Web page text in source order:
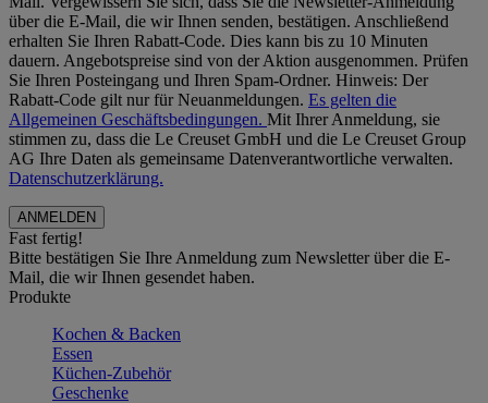
über die E-Mail, die wir Ihnen senden, bestätigen. Anschließend
erhalten Sie Ihren Rabatt-Code. Dies kann bis zu 10 Minuten
dauern. Angebotspreise sind von der Aktion ausgenommen. Prüfen
Sie Ihren Posteingang und Ihren Spam-Ordner. Hinweis: Der
Rabatt-Code gilt nur für Neuanmeldungen. Es gelten die
Allgemeinen Geschäftsbedingungen. Mit Ihrer Anmeldung, sie
stimmen zu, dass die Le Creuset GmbH und die Le Creuset Group
AG Ihre Daten als gemeinsame Datenverantwortliche verwalten.
Datenschutzerklärung.
Fast fertig!
Bitte bestätigen Sie Ihre Anmeldung zum Newsletter über die E-
Mail, die wir Ihnen gesendet haben.
Produkte
Kochen & Backen
Essen
Küchen-Zubehör
Geschenke